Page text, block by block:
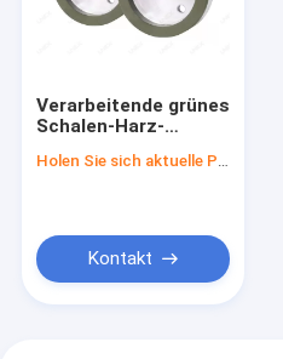
Verarbeitende grünes
Schalen-Harz-
200mm
Holen Sie sich aktuelle Preis
Kontakt